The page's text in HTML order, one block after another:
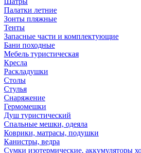
Палатки летние
Зонты пляжные
Тенты
Запасные части и комплектующие
Бани походные
Мебель туристическая
Кресла
Раскладушки
Столы
Стулья
Снаряжение
Гермомешки
Душ туристический
Спальные мешки, одеяла
Коврики, матрасы, подушки
Канистры, ведра
Сумки изотермические, аккумуляторы